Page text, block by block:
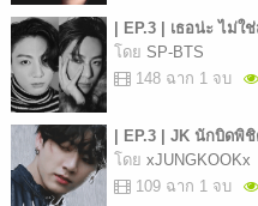
| EP.3 | เธอน่ะ ไม่ใ
โดย SP-BTS
148 ฉาก 1 จบ
| EP.3 | JK นักบิดพิ
โดย xJUNGKOOKx
109 ฉาก 1 จบ